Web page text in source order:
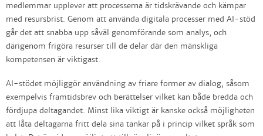
medlemmar upplever att processerna är tidskrävande och kämpar
med resursbrist. Genom att använda digitala processer med AI-stöd
går det att snabba upp såväl genomförande som analys, och
därigenom frigöra resurser till de delar där den mänskliga
kompetensen är viktigast.
AI-stödet möjliggör användning av friare former av dialog, såsom
exempelvis framtidsbrev och berättelser vilket kan både bredda och
fördjupa deltagandet. Minst lika viktigt är kanske också möjligheten
att låta deltagarna fritt dela sina tankar på i princip vilket språk som